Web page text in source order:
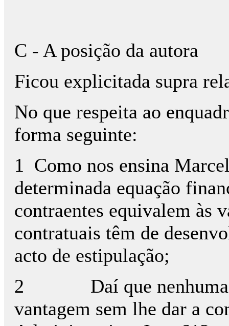
C - A posição da autora
Ficou explicitada supra
No que respeita ao
forma seguinte:
1 Como nos ensina
determinada equação
contraentes equivalem às
contratuais têm de
acto de estipulação;
2 Daí que nenhuma
vantagem sem lhe dar a